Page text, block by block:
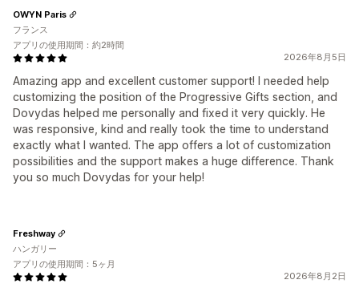
2026年8月5日
Amazing app and excellent customer support! I needed help
customizing the position of the Progressive Gifts section, and
Dovydas helped me personally and fixed it very quickly. He
was responsive, kind and really took the time to understand
exactly what I wanted. The app offers a lot of customization
possibilities and the support makes a huge difference. Thank
you so much Dovydas for your help!
OWYN Paris
フランス
アプリの使用期間：約2時間
2026年8月2日
Freshway
ハンガリー
アプリの使用期間：5ヶ月